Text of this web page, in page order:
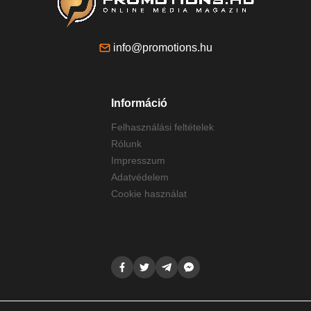
info@promotions.hu
Információ
Felhasználási feltételek
Rólunk
Impresszum
Adatvédelem
Cookie használat